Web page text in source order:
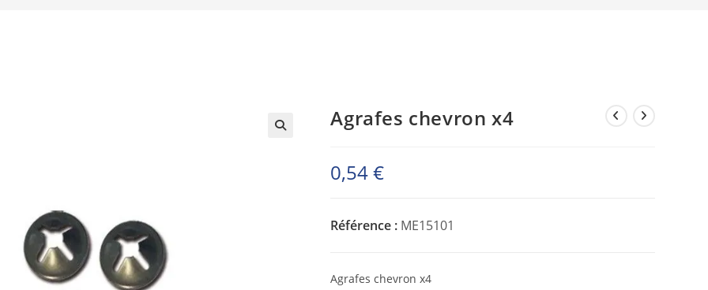
Agrafes chevron x4
0,54€
Référence : ME15101
Agrafes chevron x4